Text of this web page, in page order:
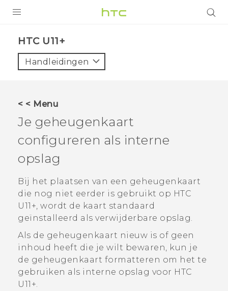
VIVE
AANBIEDINGEN
HTC Club
SUPPORT
HTC-apparaten & -accessoires
VIVERSE
Aanmelden
HTC U11+‎
Handleidingen
< < Menu
Je geheugenkaart
configureren als interne
opslag
Bij het plaatsen van een geheugenkaart
die nog niet eerder is gebruikt op HTC
U11‍+, wordt de kaart standaard
geïnstalleerd als verwijderbare opslag.
Als de geheugenkaart nieuw is of geen
inhoud heeft die je wilt bewaren, kun je
de geheugenkaart formatteren om het te
gebruiken als interne opslag voor HTC
U11‍+.